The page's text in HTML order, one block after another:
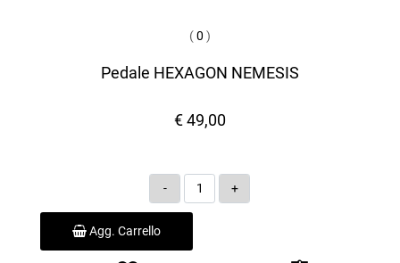
(0 )
Pedale HEXAGON NEMESIS
€ 49,00
Quantità
Agg. Carrello